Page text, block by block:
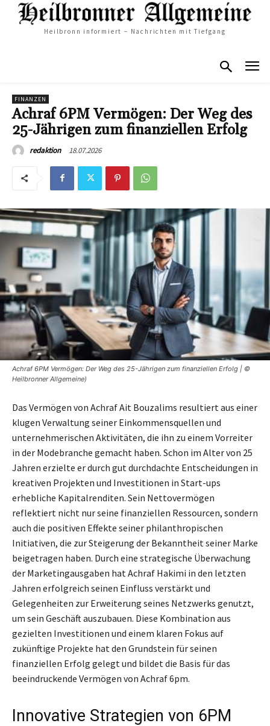
Heilbronn informiert – Nachrichten mit Tiefgang
FINANZEN
Achraf 6PM Vermögen: Der Weg des
25-Jährigen zum finanziellen Erfolg
redaktion 18.07.2026
Achraf 6PM Vermögen: Der Weg des 25-Jährigen zum finanziellen Erfolg | ©
Heilbronner Allgemeine)
Das Vermögen von Achraf Ait Bouzalims resultiert aus einer
klugen Verwaltung seiner Einkommensquellen und
unternehmerischen Aktivitäten, die ihn zu einem Vorreiter
in der Modebranche gemacht haben. Schon im Alter von 25
Jahren erzielte er durch gut durchdachte Entscheidungen in
kreativen Projekten und Investitionen in Start-ups
erhebliche Kapitalrenditen. Sein Nettovermögen
reflektiert nicht nur seine finanziellen Ressourcen, sondern
auch die positiven Effekte seiner philanthropischen
Initiativen, die zur Steigerung der Bekanntheit seiner Marke
beigetragen haben. Durch eine strategische Überwachung
der Marketingausgaben hat Achraf Hakimi in den letzten
Jahren erfolgreich seinen Einfluss verstärkt und
Gelegenheiten zur Erweiterung seines Netzwerks genutzt,
um sein Geschäft auszubauen. Diese Kombination aus
gezielten Investitionen und einem klaren Fokus auf
zukünftige Projekte hat den Grundstein für seinen
finanziellen Erfolg gelegt und bildet die Basis für das
beeindruckende Vermögen von Achraf 6pm.
Innovative Strategien von 6PM